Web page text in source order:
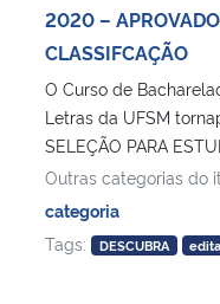
2020 –
CLASSIFCAÇÃO
O Curso de
Letras da UFSM
SELEÇÃO PARA
Outras categorias do
categoria
Tags:
DESCUBRA